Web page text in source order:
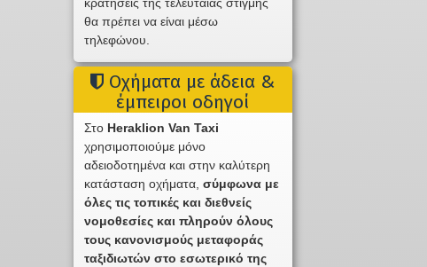
κρατήσεις της τελευταίας στιγμής
θα πρέπει να είναι μέσω
τηλεφώνου.
Οχήματα με άδεια &
έμπειροι οδηγοί
Στο Heraklion Van Taxi
χρησιμοποιούμε μόνο
αδειοδοτημένα και στην καλύτερη
κατάσταση οχήματα,σύμφωνα με
όλες τις τοπικές και διεθνείς
νομοθεσίες και πληρούν όλους
τους κανονισμούς μεταφοράς
ταξιδιωτών στο εσωτερικό της